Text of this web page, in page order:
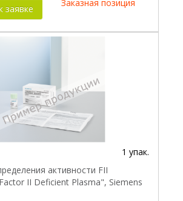
заявке
Заказная позиция
1 упак.
активности FII
II Deficient Plasma", Siemens